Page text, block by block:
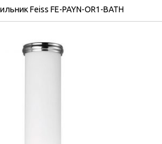
Feiss FE-PAYN-OR1-BATH